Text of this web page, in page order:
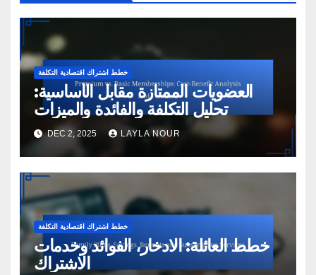
خطط اشتراك اقتصادية التكلفة
العضويات الممتازة مقابل الأساسية:
تحليل التكلفة والفائدة والميزات
DEC 2, 2025 LAYLA NOUR
خطط اشتراك اقتصادية التكلفة
خطط العائلة: الادخار، الفوائد وخدمات
الاشتراك